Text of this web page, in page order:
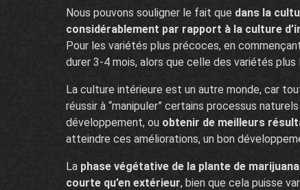
Nous pouvons souligner le fait que dans la
considérablement par rapport à la culture
Pour les variétés plus précoces, en
durer 3-4 mois, alors que celle des variétés
La culture intérieure est un autre monde, car
réussir à “manipuler” certains processus
développement, ou obtenir de meilleurs
atteindre ces améliorations, un bon
La phase végétative de la plante de
courte qu’en extérieur, bien que cela puisse